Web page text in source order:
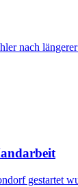
nach
gestartet